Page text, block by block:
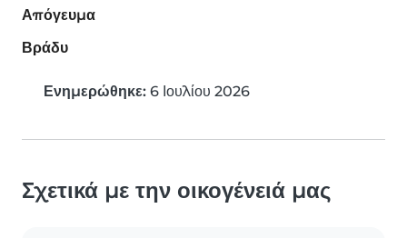
Απόγευμα
Βράδυ
Ενημερώθηκε: 6 Ιουλίου 2026
Σχετικά με την οικογένειά μας